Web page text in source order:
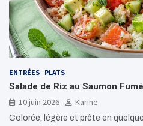
ENTRÉES PLATS
Salade de Riz au Saumon
10 juin 2026
Karine
Colorée, légère et prête en